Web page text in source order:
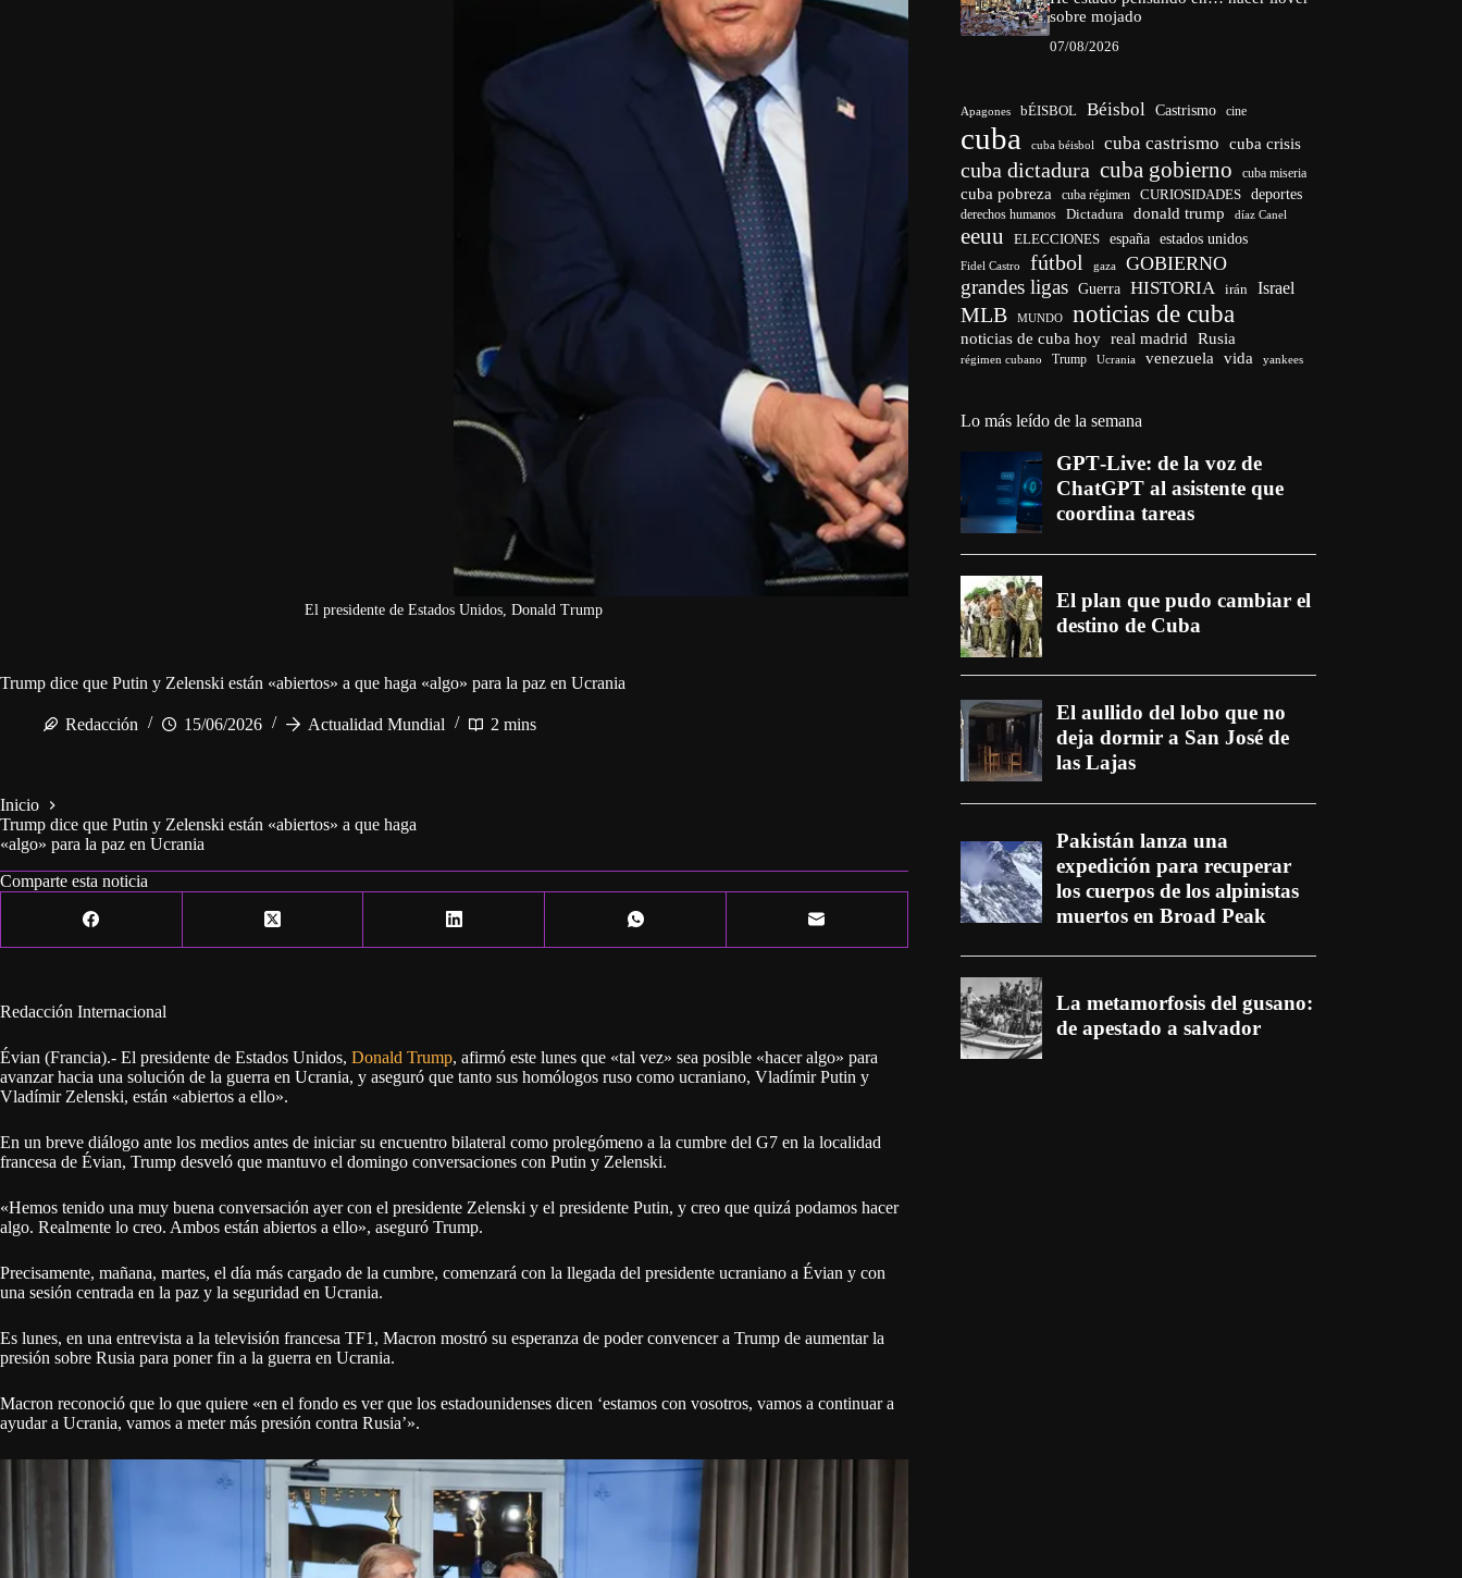
El presidente de Estados Unidos, Donald Trump
Trump dice que Putin y Zelenski están «abiertos» a que haga «algo» para la paz en Ucrania
Redacción 15/06/2026 Actualidad Mundial 2 mins
Inicio
Trump dice que Putin y Zelenski están «abiertos» a que haga
«algo» para la paz en Ucrania
Comparte esta noticia
Redacción Internacional
Évian (Francia).- El presidente de Estados Unidos, Donald Trump, afirmó este lunes que «tal vez» sea posible «hacer algo» para
avanzar hacia una solución de la guerra en Ucrania, y aseguró que tanto sus homólogos ruso como ucraniano, Vladímir Putin y
Vladímir Zelenski, están «abiertos a ello».
En un breve diálogo ante los medios antes de iniciar su encuentro bilateral como prolegómeno a la cumbre del G7 en la localidad
francesa de Évian, Trump desveló que mantuvo el domingo conversaciones con Putin y Zelenski.
«Hemos tenido una muy buena conversación ayer con el presidente Zelenski y el presidente Putin, y creo que quizá podamos hacer
algo. Realmente lo creo. Ambos están abiertos a ello», aseguró Trump.
Precisamente, mañana, martes, el día más cargado de la cumbre, comenzará con la llegada del presidente ucraniano a Évian y con
una sesión centrada en la paz y la seguridad en Ucrania.
Es lunes, en una entrevista a la televisión francesa TF1, Macron mostró su esperanza de poder convencer a Trump de aumentar la
presión sobre Rusia para poner fin a la guerra en Ucrania.
Macron reconoció que lo que quiere «en el fondo es ver que los estadounidenses dicen ‘estamos con vosotros, vamos a continuar a
ayudar a Ucrania, vamos a meter más presión contra Rusia’».
sobre mojado
07/08/2026
Apagones bÉISBOL Béisbol Castrismo cine
cuba cuba béisbol cuba castrismo cuba crisis
cuba dictadura cuba gobierno cuba miseria
cuba pobreza cuba régimen CURIOSIDADES deportes
derechos humanos Dictadura donald trump díaz Canel
eeuu ELECCIONES españa estados unidos
Fidel Castro fútbol gaza GOBIERNO
grandes ligas Guerra HISTORIA irán Israel
MLB MUNDO noticias de cuba
noticias de cuba hoy real madrid Rusia
régimen cubano Trump Ucrania venezuela vida yankees
Lo más leído de la semana